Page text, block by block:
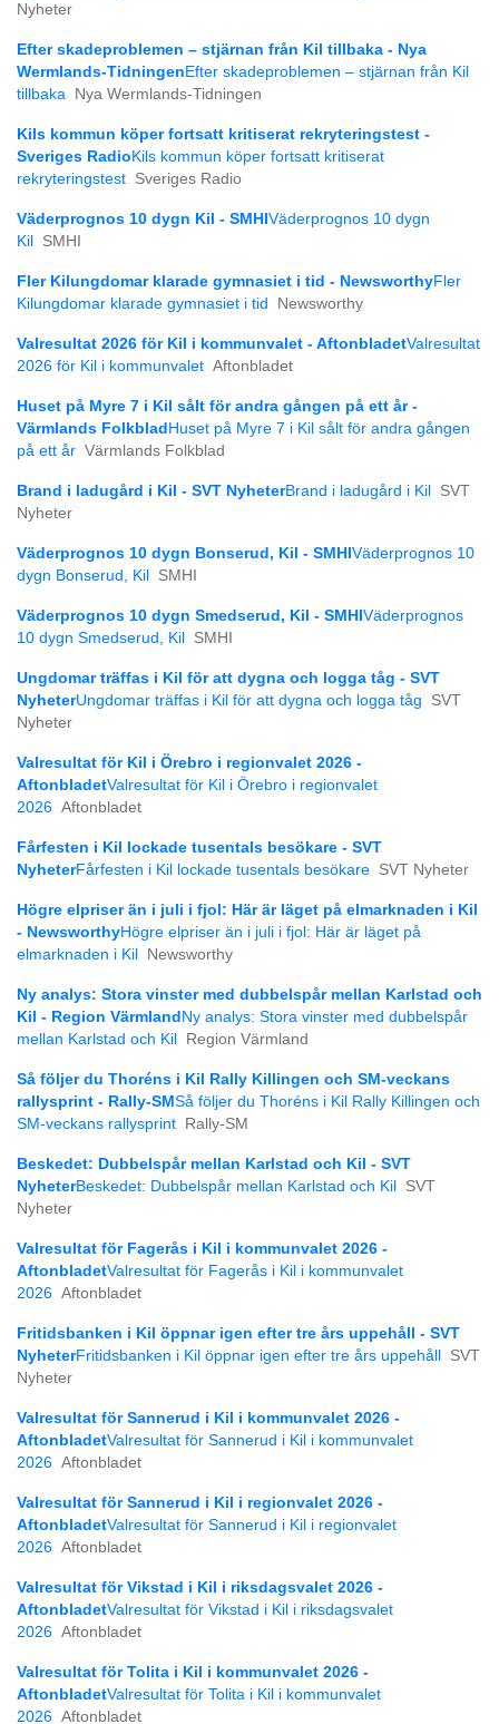
Nyheter
Efter skadeproblemen – stjärnan från Kil tillbaka - Nya
Wermlands-Tidningen Efter skadeproblemen – stjärnan från Kil
tillbaka
Nya Wermlands-Tidningen
Kils kommun köper fortsatt kritiserat rekryteringstest -
Sveriges Radio Kils kommun köper fortsatt kritiserat
rekryteringstest Sveriges Radio
Väderprognos 10 dygn Kil - SMHI Väderprognos 10 dygn
Kil
SMHI
Fler Kilungdomar klarade gymnasiet i tid - NewsworthyFler
Kilungdomar klarade gymnasiet i tid
Newsworthy
Valresultat 2026 för Kil i kommunvalet - AftonbladetValresultat
2026 för Kil i kommunvalet Aftonbladet
Huset på Myre 7 i Kil sålt för andra gången på ett år -
Värmlands Folkblad Huset på Myre 7 i Kil sålt för andra gången
på ett år Värmlands Folkblad
Brand i ladugård i Kil - SVT NyheterBrand i ladugård i Kil
SVT
Nyheter
Väderprognos 10 dygn Bonserud, Kil - SMHI Väderprognos 10
dygn Bonserud, Kil
SMHI
Väderprognos 10 dygn Smedserud, Kil - SMHI Väderprognos
10 dygn Smedserud, Kil
SMHI
Ungdomar träffas i Kil för att dygna och logga tåg - SVT
NyheterUngdomar träffas i Kil för att dygna och logga tåg
SVT
Nyheter
Valresultat för Kil i Örebro i regionvalet 2026 -
AftonbladetValresultat för Kil i Örebro i regionvalet
2026 Aftonbladet
Fårfesten i Kil lockade tusentals besökare - SVT
NyheterFårfesten i Kil lockade tusentals besökare SVT Nyheter
Högre elpriser än i juli i fjol: Här är läget på elmarknaden i Kil
- NewsworthyHögre elpriser än i juli i fjol: Här är läget på
elmarknaden i Kil
Newsworthy
Ny analys: Stora vinster med dubbelspår mellan Karlstad och
Kil - Region Värmland Ny analys: Stora vinster med dubbelspår
mellan Karlstad och Kil
Region Värmland
Så följer du Thoréns i Kil Rally Killingen och SM-veckans
rallysprint - Rally-SM Så följer du Thoréns i Kil Rally Killingen och
SM-veckans rallysprint
Rally-SM
Beskedet: Dubbelspår mellan Karlstad och Kil - SVT
NyheterBeskedet: Dubbelspår mellan Karlstad och Kil
SVT
Nyheter
Valresultat för Fagerås i Kil i kommunvalet 2026 -
AftonbladetValresultat för Fagerås i Kil i kommunvalet
2026 Aftonbladet
Fritidsbanken i Kil öppnar igen efter tre års uppehåll - SVT
NyheterFritidsbanken i Kil öppnar igen efter tre års uppehåll
SVT
Nyheter
Valresultat för Sannerud i Kil i kommunvalet 2026 -
AftonbladetValresultat för Sannerud i Kil i kommunvalet
2026 Aftonbladet
Valresultat för Sannerud i Kil i regionvalet 2026 -
AftonbladetValresultat för Sannerud i Kil i regionvalet
2026 Aftonbladet
Valresultat för Vikstad i Kil i riksdagsvalet 2026 -
AftonbladetValresultat för Vikstad i Kil i riksdagsvalet
2026 Aftonbladet
Valresultat för Tolita i Kil i kommunvalet 2026 -
AftonbladetValresultat för Tolita i Kil i kommunvalet
2026 Aftonbladet